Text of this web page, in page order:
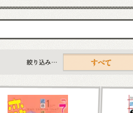
すべて